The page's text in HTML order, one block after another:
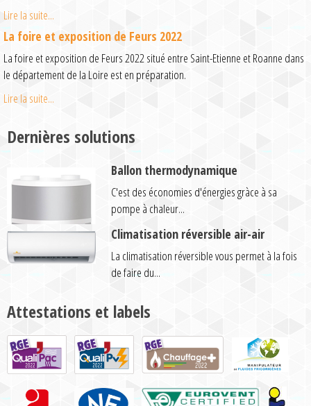
Lire la suite...
La foire et exposition de Feurs 2022
La foire et exposition de Feurs 2022 situé entre Saint-Etienne et Roanne dans
le département de la Loire est en préparation.
Lire la suite...
Dernières solutions
Ballon thermodynamique
C'est des économies d'énergies gràce à sa
pompe à chaleur...
Climatisation réversible air-air
La climatisation réversible vous permet à la fois
de faire du...
Attestations et labels